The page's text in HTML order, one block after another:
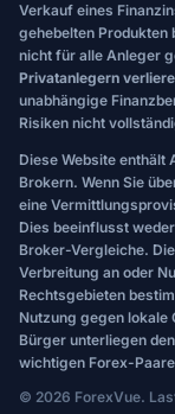
Verkauf eines
gehebelten Produkten
nicht für alle Anleger
Privatanlegern
unabhängige
Risiken nicht
Diese Website
Brokern. Wenn Sie
eine
Dies beeinflusst
Broker-Vergleiche.
Verbreitung an oder
Rechtsgebieten
Nutzung gegen lokale
Bürger unterliegen
wichtigen Forex-
© 2026 ForexVue.